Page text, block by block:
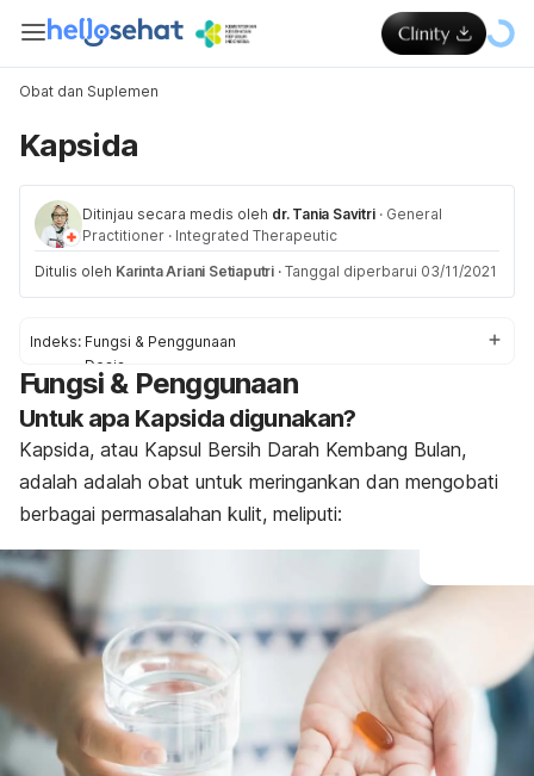
Obat dan Suplemen
Kapsida
Ditinjau secara medis oleh dr. Tania Savitri · General
Practitioner · Integrated Therapeutic
Ditulis oleh Karinta Ariani Setiaputri · Tanggal diperbarui 03/11/2021
Indeks: Fungsi & Penggunaan
Dosis
Efek Samping
Pencegahan & Peringatan
Interaksi Obat
Overdosis
Fungsi & Penggunaan
Untuk apa Kapsida digunakan?
Kapsida, atau Kapsul Bersih Darah Kembang Bulan,
adalah adalah obat untuk meringankan dan mengobati
berbagai permasalahan kulit, meliputi: